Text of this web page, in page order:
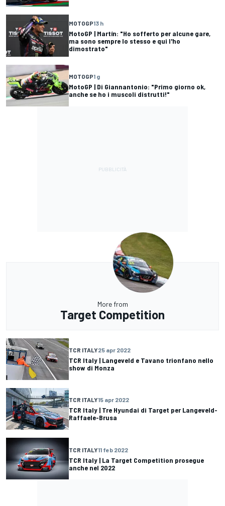
MOTOGP13 h
MotoGP | Martín: "Ho sofferto per alcune gare,
ma sono sempre lo stesso e qui l'ho
dimostrato"
MOTOGP1 g
MotoGP | Di Giannantonio: "Primo giorno ok,
anche se ho i muscoli distrutti!"
More from
Target Competition
TCR ITALY25 apr 2022
TCR Italy | Langeveld e Tavano trionfano nello
show di Monza
TCR ITALY15 apr 2022
TCR Italy | Tre Hyundai di Target per Langeveld-
Raffaele-Brusa
TCR ITALY11 feb 2022
TCR Italy | La Target Competition prosegue
anche nel 2022